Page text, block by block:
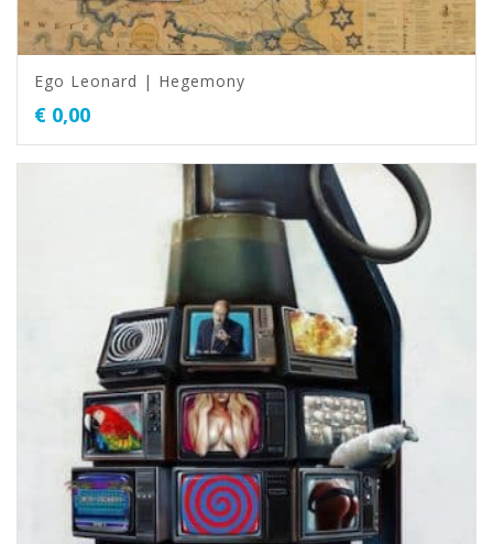
Ego Leonard | Hegemony
€ 0,00